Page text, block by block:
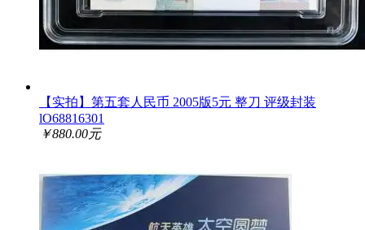
【实拍】第五套人民币 2005版5元 整刀 评级封装
lO68816301
￥880.00元